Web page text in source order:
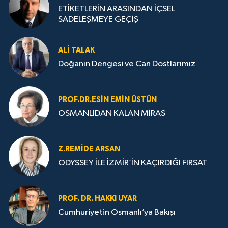
ETİKETLERİN ARASINDAN İÇSEL
SADELEŞMEYE GEÇİŞ
ALI TALAK
Doğanın Dengesi ve Can Dostlarımız
PROF.DR.ESIN EMIN ÜSTÜN
OSMANLIDAN KALAN MİRAS
Z.REMIDE ARSAN
ODYSSEY İLE İZMİR’İN KAÇIRDIĞI FIRSAT
PROF. DR. HAKKI UYAR
Cumhuriyetin Osmanlı’ya Bakışı